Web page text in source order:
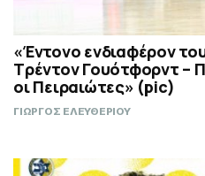
«Έντονο ενδιαφέρον
Τρέντον Γουότφορντ –
οι Πειραιώτες» (pic)
ΓΙΩΡΓΟΣ ΕΛΕΥΘΕΡΙΟΥ